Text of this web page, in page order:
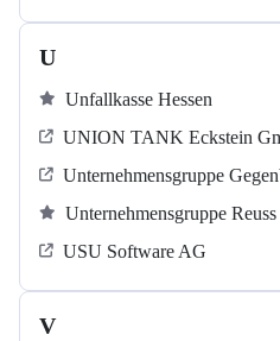
U
Unfallkasse Hessen
UNION TANK Eckstein
Unternehmensgruppe
Unternehmensgruppe
USU Software AG
V